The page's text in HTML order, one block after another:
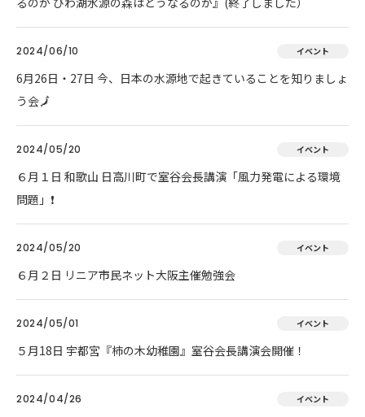
2024/06/10 イベント
6月26日・27日 今、日本の水源地で起きていることを知りましょ
う会🗾
2024/05/20 イベント
６月１日 和歌山 日高川町で室谷会長講演「風力発電による環境
問題」❗
2024/05/20 イベント
６月２日 リニア市民ネット大阪主催勉強会
2024/05/01 イベント
５月18日 宇都宮『柿の木幼稚園』室谷会長講演会開催！
2024/04/26 イベント